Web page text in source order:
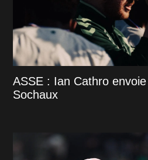
ASSE : Ian Cathro
Sochaux